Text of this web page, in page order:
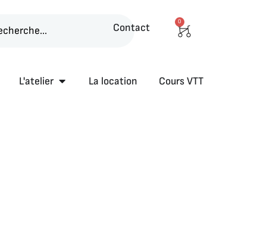
Contact 0
Panier
L'atelier Ouvrir L'atelier
La location Cours VTT